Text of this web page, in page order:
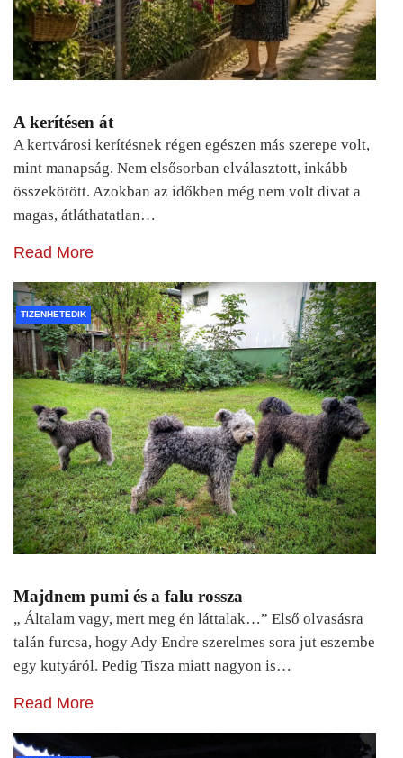
A kerítésen át
A kertvárosi kerítésnek régen egészen más szerepe volt,
mint manapság. Nem elsősorban elválasztott, inkább
összekötött. Azokban az időkben még nem volt divat a
magas, átláthatatlan…
Read More
TIZENHETEDIK
Majdnem pumi és a falu rossza
„ Általam vagy, mert meg én láttalak…” Első olvasásra
talán furcsa, hogy Ady Endre szerelmes sora jut eszembe
egy kutyáról. Pedig Tisza miatt nagyon is…
Read More